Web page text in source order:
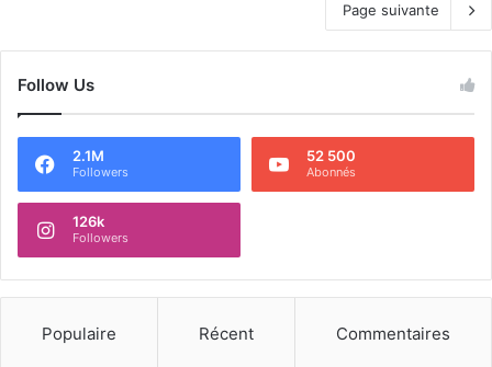
Page suivante
Follow Us
2.1M
Followers
52 500
Abonnés
126k
Followers
Populaire Récent Commentaires